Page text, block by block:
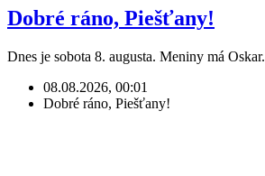
Dobré ráno, Piešťany!
Dnes je sobota 8. augusta. Meniny má Oskar.
08.08.2026, 00:01
Dobré ráno, Piešťany!